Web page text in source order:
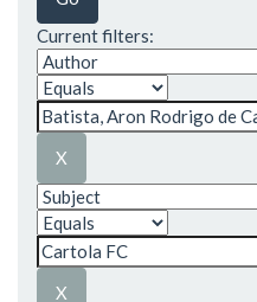
Current filters: